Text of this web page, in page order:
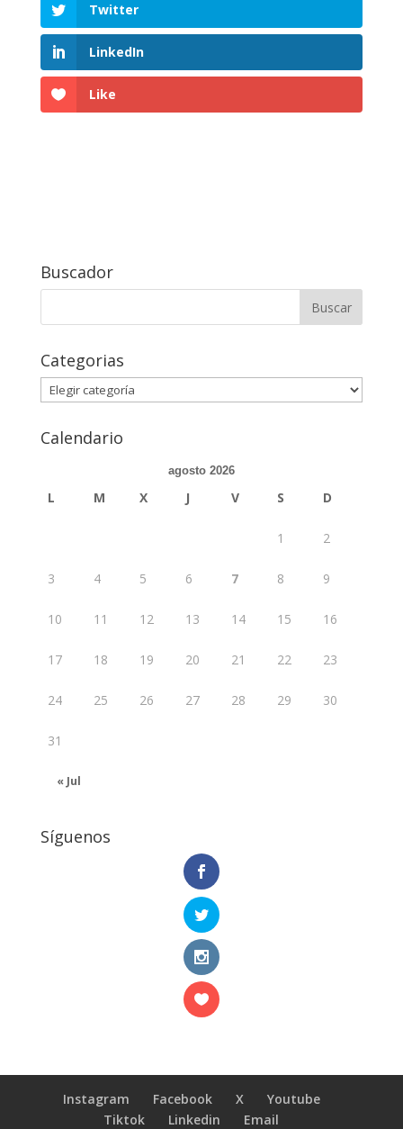
Twitter
LinkedIn
Like
Buscador
Categorias
Categorias
Calendario
agosto 2026
L M X J V S D
« Jul
1 2
3 4 5 6 7 8 9
10 11 12 13 14 15 16
17 18 19 20 21 22 23
24 25 26 27 28 29 30
31
Síguenos
Instagram Facebook X
Youtube
Tiktok
Linkedin Email